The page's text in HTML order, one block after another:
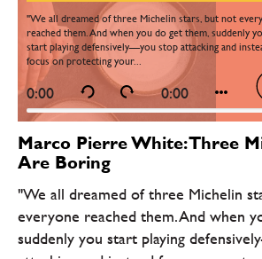
"We all dreamed of three Michelin stars, but not
reached them. And when you do get them, suddenly
start playing defensively—you stop attacking and
focus on protecting your...
0:00 0:00
Marco Pierre White: Three
Are Boring
"We all dreamed of three Michelin
everyone reached them. And when
suddenly you start playing